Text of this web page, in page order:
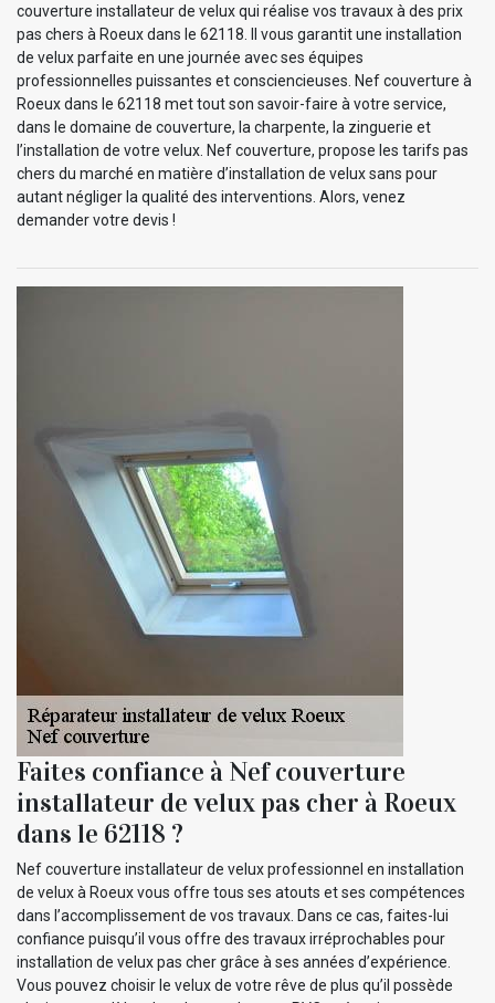
couverture installateur de velux qui réalise vos travaux à des prix
pas chers à Roeux dans le 62118. Il vous garantit une installation
de velux parfaite en une journée avec ses équipes
professionnelles puissantes et consciencieuses. Nef couverture à
Roeux dans le 62118 met tout son savoir-faire à votre service,
dans le domaine de couverture, la charpente, la zinguerie et
l’installation de votre velux. Nef couverture, propose les tarifs pas
chers du marché en matière d’installation de velux sans pour
autant négliger la qualité des interventions. Alors, venez
demander votre devis !
Faites confiance à Nef couverture
installateur de velux pas cher à Roeux
dans le 62118 ?
Nef couverture installateur de velux professionnel en installation
de velux à Roeux vous offre tous ses atouts et ses compétences
dans l’accomplissement de vos travaux. Dans ce cas, faites-lui
confiance puisqu’il vous offre des travaux irréprochables pour
installation de velux pas cher grâce à ses années d’expérience.
Vous pouvez choisir le velux de votre rêve de plus qu’il possède